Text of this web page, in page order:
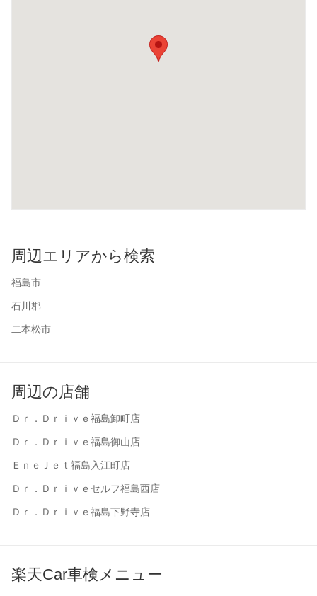
周辺エリアから検索
福島市
石川郡
二本松市
周辺の店舗
Ｄｒ．Ｄｒｉｖｅ福島卸町店
Ｄｒ．Ｄｒｉｖｅ福島御山店
ＥｎｅＪｅｔ福島入江町店
Ｄｒ．Ｄｒｉｖｅセルフ福島西店
Ｄｒ．Ｄｒｉｖｅ福島下野寺店
楽天Car車検メニュー